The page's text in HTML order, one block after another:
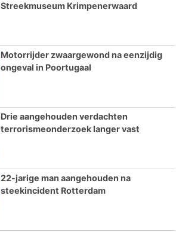
Streekmuseum Krimpenerwaard
Motorrijder zwaargewond na eenzijdig
ongeval in Poortugaal
Drie aangehouden verdachten
terrorismeonderzoek langer vast
22-jarige man aangehouden na
steekincident Rotterdam